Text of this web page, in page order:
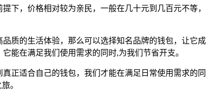
下，价格相对较为亲民，一般在几十元到几百元不等，
质的生活体验，那么可以选择知名品牌的钱包，让它成
能在满足我们使用需求的同时,为我们节省开支。
正适合自己的钱包，我们才能在满足日常使用需求的同
。